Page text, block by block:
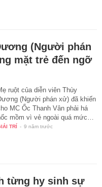
(Người phán
mặt trẻ đến ngỡ
ruột của diễn viên Thùy
(Người phán xử) đã khiến
MC Ốc Thanh Vân phải há
mồm vì vẻ ngoài quá mức…
TRÍ - 9 năm trước
từng hy sinh sự